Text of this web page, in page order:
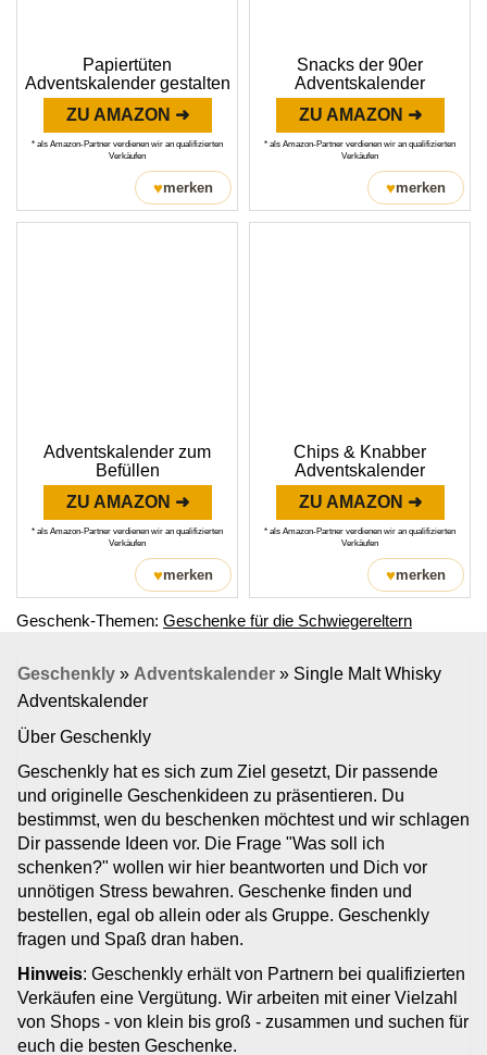
Papiertüten
Adventskalender gestalten
ZU AMAZON ➜
* als Amazon-Partner verdienen wir an qualifizierten
Verkäufen
♥merken
Snacks der 90er
Adventskalender
ZU AMAZON ➜
* als Amazon-Partner verdienen wir an qualifizierten
Verkäufen
♥merken
Adventskalender zum
Befüllen
ZU AMAZON ➜
* als Amazon-Partner verdienen wir an qualifizierten
Verkäufen
♥merken
Chips & Knabber
Adventskalender
ZU AMAZON ➜
* als Amazon-Partner verdienen wir an qualifizierten
Verkäufen
♥merken
Geschenk-Themen: Geschenke für die Schwiegereltern
Geschenkly » Adventskalender » Single Malt Whisky
Adventskalender
Über Geschenkly
Geschenkly hat es sich zum Ziel gesetzt, Dir passende
und originelle Geschenkideen zu präsentieren. Du
bestimmst, wen du beschenken möchtest und wir schlagen
Dir passende Ideen vor. Die Frage "Was soll ich
schenken?" wollen wir hier beantworten und Dich vor
unnötigen Stress bewahren. Geschenke finden und
bestellen, egal ob allein oder als Gruppe. Geschenkly
fragen und Spaß dran haben.
Hinweis: Geschenkly erhält von Partnern bei qualifizierten
Verkäufen eine Vergütung. Wir arbeiten mit einer Vielzahl
von Shops - von klein bis groß - zusammen und suchen für
euch die besten Geschenke.